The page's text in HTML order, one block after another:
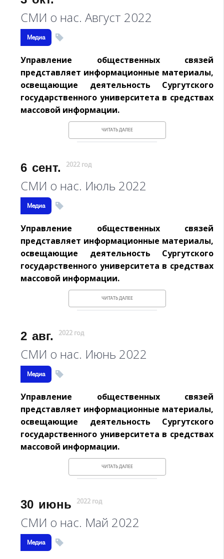
СМИ о нас. Август 2022
Медиа
Управление общественных связей
представляет информационные материалы,
освещающие деятельность Сургутского
государственного университета в средствах
массовой информации.
ЧИТАТЬ ДАЛЕЕ
6 сент. 2022 год
СМИ о нас. Июль 2022
Медиа
Управление общественных связей
представляет информационные материалы,
освещающие деятельность Сургутского
государственного университета в средствах
массовой информации.
ЧИТАТЬ ДАЛЕЕ
2 авг. 2022 год
СМИ о нас. Июнь 2022
Медиа
Управление общественных связей
представляет информационные материалы,
освещающие деятельность Сургутского
государственного университета в средствах
массовой информации.
ЧИТАТЬ ДАЛЕЕ
30 июнь 2022 год
СМИ о нас. Май 2022
Медиа